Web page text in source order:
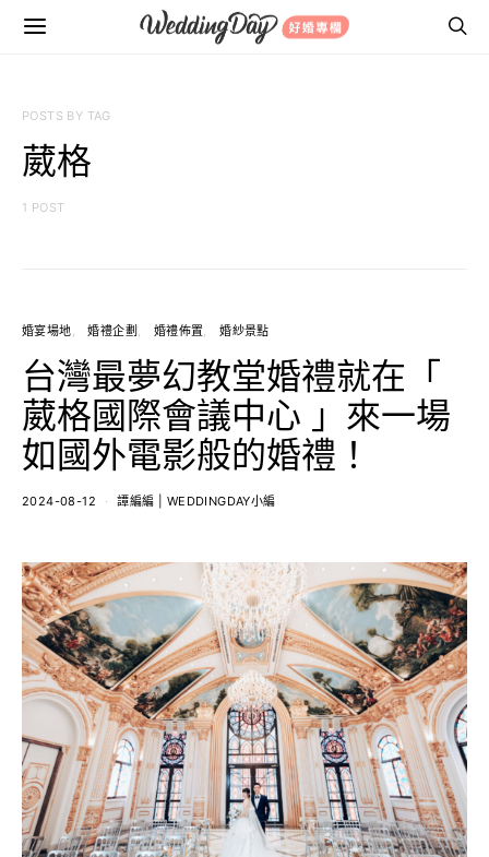
POSTS BY TAG
葳格
1 POST
婚宴場地 婚禮企劃 婚禮佈置 婚紗景點
台灣最夢幻教堂婚禮就在「
葳格國際會議中心 」來一場
如國外電影般的婚禮！
2024-08-12 譚編編 | WEDDINGDAY小編